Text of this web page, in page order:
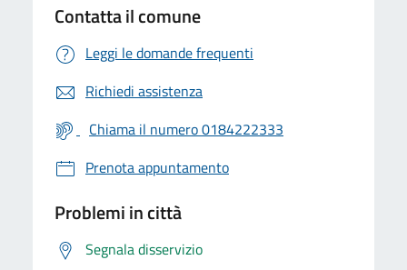
Contatta il comune
Leggi le domande frequenti
Richiedi assistenza
Chiama il numero 0184222333
Prenota appuntamento
Problemi in città
Segnala disservizio